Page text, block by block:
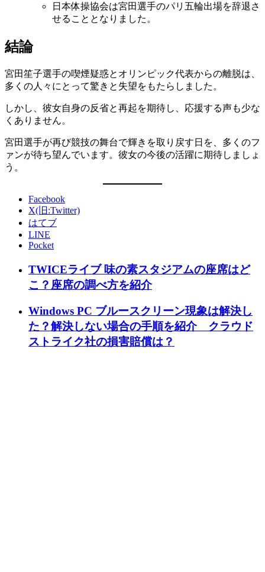
日本体操協会は宮田選手のパリ五輪出場を辞退さ
せることとなりました。
結論
宮田笙子選手の喫煙疑惑とオリンピック代表からの離脱は、
多くの人々にとって驚きと失望をもたらしました。
しかし、彼女自身の反省と再起を期待し、応援する声も少な
くありません。
宮田選手が再び競技の舞台で輝きを取り戻す日を、多くのフ
ァンが待ち望んでいます。彼女の今後の活躍に期待しましょ
う。
Facebook
X(旧:Twitter)
はてブ
LINE
Pocket
TWICEライブ 味の素スタジアムの座席はど
こ？座席の調べ方を紹介
Windows PC ブルースクリーン現象は解決し
た？解決しない場合の手順を紹介 クラウド
ストライク社の損害賠償は？